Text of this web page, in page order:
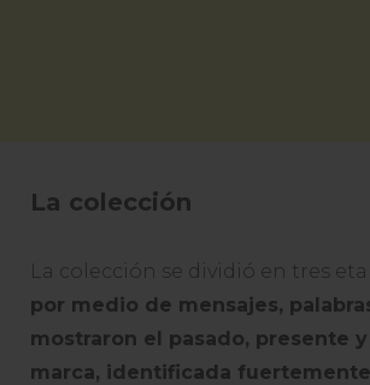
La colección
La colección se dividió en tres
por medio de mensajes,
mostraron el pasado, presente
marca, identificada